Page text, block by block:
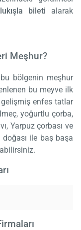
bileti alarak
Meşhur?
bölgenin meşhur
bu meyve ilk
enfes tatlar
yoğurtlu çorba,
Yarpuz çorbası ve
doğası ile baş başa